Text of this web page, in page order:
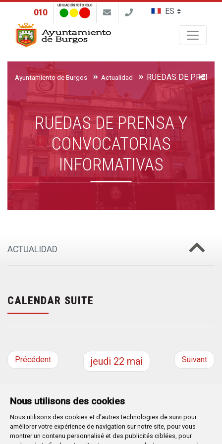
Nous utilisons des cookies
Nous utilisons des cookies et d'autres technologies de suivi pour
améliorer votre expérience de navigation sur notre site, pour vous
montrer un contenu personnalisé et des publicités ciblées, pour
010
UBICACIÓN FOTO ROJO
Ayuntamiento de Burgos Actualidad
RUEDAS DE PRENSA Y
CONVOCATORIAS
INFORMATIVAS
ACTUALIDAD
CALENDAR SUITE
Précédent jeudi 22 mai Suivant
Plaza Mayor 1- 09071BURGOS
947 288 800 CIF: P-0906100-C